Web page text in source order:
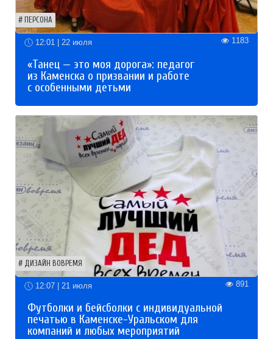
ПЕРСОНА
12:01 | 22 июля 1183
«Танец — это моя дорога»: педагог
из Каменска о призвании и работе
с особенными детьми
ДИЗАЙН ВОВРЕМЯ
12:07 | 21 июля 891
Футболки и бейсболки с индивидуальной
печатью в Каменске-Уральском для
компаний и любых мероприятий